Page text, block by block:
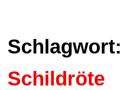
Schlagwort:
Schildröte